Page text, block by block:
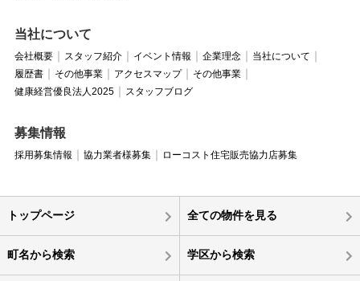
当社について
会社概要 スタッフ紹介 イベント情報 企業理念
当社について
履歴書
その他事業 アクセスマップ
その他事業
健康経営優良法人2025
スタッフブログ
募集情報
採用募集情報 協力業者様募集 ローコスト住宅販売協力店募集
トップページ 全ての物件を見る
町名から検索 学区から検索